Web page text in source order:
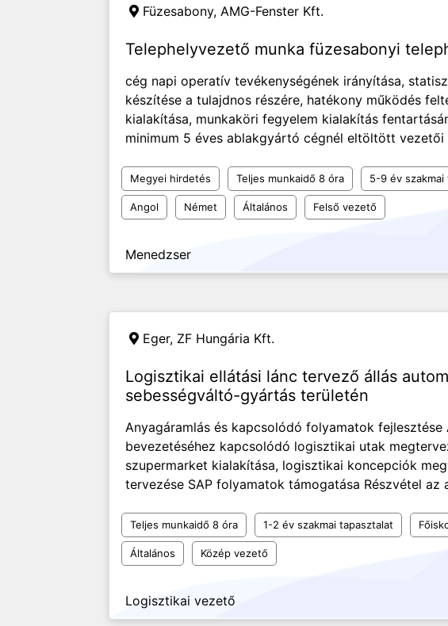
Füzesabony, AMG-Fenster Kft.
Telephelyvezető munka füzesabonyi
cég napi operatív tevékenységének irányítása,
készítése a tulajdnos részére, hatékony működés
kialakítása, munkaköri fegyelem kialakítás
minimum 5 éves ablakgyártó cégnél eltöltött
Megyei hirdetés Teljes munkaidő 8 óra 5-9 év szakmai
Angol Német Általános Felső vezető
Menedzser
Eger, ZF Hungária Kft.
Logisztikai ellátási lánc tervező állás
sebességváltó-gyártás területén
Anyagáramlás és kapcsolódó folyamatok fejlesztése
bevezetéséhez kapcsolódó logisztikai utak
szupermarket kialakítása, logisztikai koncepciók
tervezése SAP folyamatok támogatása Részvétel az
Teljes munkaidő 8 óra 1-2 év szakmai tapasztalat
Általános Közép vezető
Logisztikai vezető